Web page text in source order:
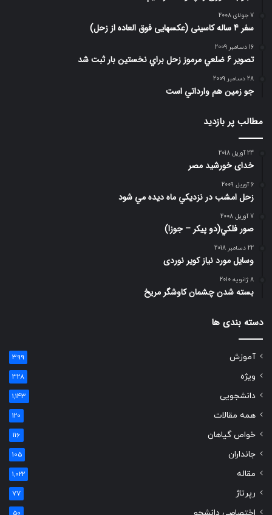
7 جولای 2008
سفر 4 ساله کاسینی (عکسهایی فوق العاده از زحل)
16 دسامبر 2009
تصوير 6 ضلعي مرموز زحل براي نخستين بار ثبت شد
28 دسامبر 2009
جو زمين هم وارداتي است
مطالب پر بازدید
24 آوریل 2018
خدای خورشید مصر
6 آوریل 2009
زحل امشب در نزديكي ماه ديده مي شود
7 آوریل 2008
صور فلكي(دو پیکر – جوزا)
22 دسامبر 2018
وسایل مورد نیاز کویر نوردی
8 ژانویه 2010
بسته شدن چشمان کاوشگر مريخ
دسته بندی ها
آموزش 399
ویژه 328
دانشجویی 1,143
همه مقالات 120
خواص گیاهان 116
جانداران 105
مقاله 1,022
رپرتاژ 77